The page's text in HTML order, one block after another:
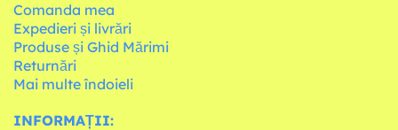
Comanda mea
Expedieri și livrări
Produse și Ghid Mărimi
Returnări
Mai multe îndoieli
INFORMAȚII: